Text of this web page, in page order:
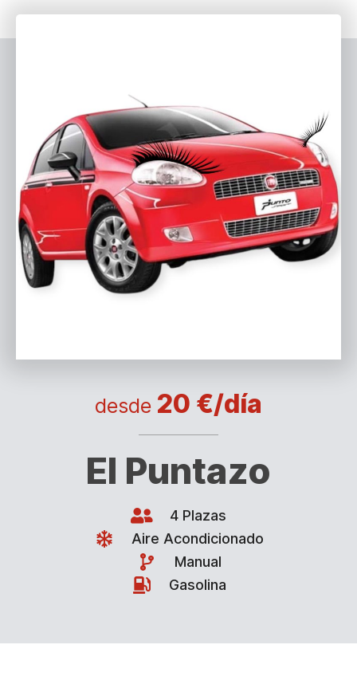
desde 20 €/día
El Puntazo
4 Plazas
Aire Acondicionado
Manual
Gasolina